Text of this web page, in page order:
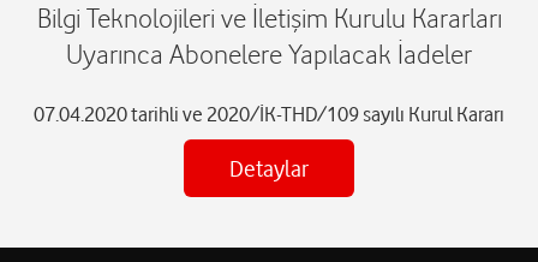
Bilgi Teknolojileri ve İletişim Kurulu Kararları
Uyarınca Abonelere Yapılacak İadeler
07.04.2020 tarihli ve 2020/İK-THD/109 sayılı Kurul Kararı
Detaylar